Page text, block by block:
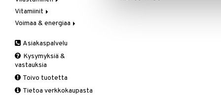
Vegetaariset rasvahapot
Verisuonia vahvistavat
Kivunlievitys
Muuta
Juomat
Kuidut
Ruuansulatus
Suolisto
C-vitamiini
Estävä & helpottava
Muut
Valkosipuli
Yskään
Vitamiinit
A, D, E & K
B-vitamiinit
C-vitamiinit
Miehet
Multimineraalit
Voimaa & energiaa
Muut
Q-10
Schizandra
Suorituskyky
Asiakaspalvelu
Kysymyksiä &
vastauksia
Toivo tuotetta
Tietoa verkkokaupasta